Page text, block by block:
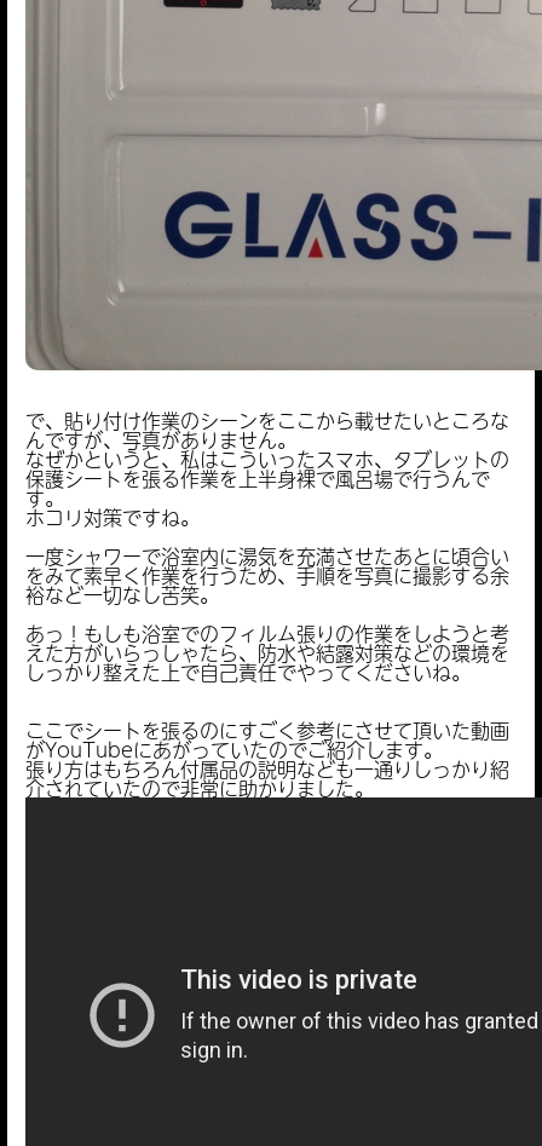
で、貼り付け作業のシーンをここから載せたいところな
んですが、写真がありません。
なぜかというと、私はこういったスマホ、タブレットの
保護シートを張る作業を上半身裸で風呂場で行うんで
す。
ホコリ対策ですね。
一度シャワーで浴室内に湯気を充満させたあとに頃合い
をみて素早く作業を行うため、手順を写真に撮影する余
裕など一切なし苦笑。
あっ！もしも浴室でのフィルム張りの作業をしようと考
えた方がいらっしゃたら、防水や結露対策などの環境を
しっかり整えた上で自己責任でやってくださいね。
ここでシートを張るのにすごく参考にさせて頂いた動画
がYouTubeにあがっていたのでご紹介します。
張り方はもちろん付属品の説明なども一通りしっかり紹
介されていたので非常に助かりました。